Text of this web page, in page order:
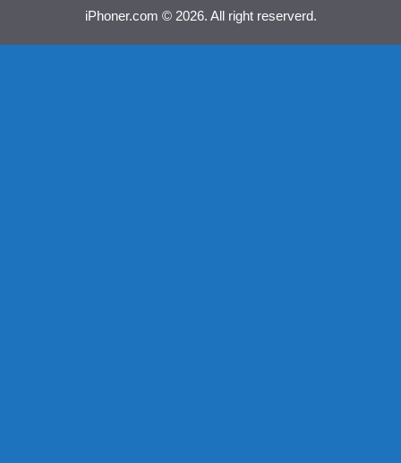
iPhoner.com © 2026. All right reserverd.